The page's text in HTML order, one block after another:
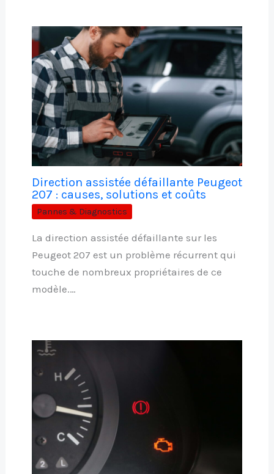
Direction assistée défaillante Peugeot
207 : causes, solutions et coûts
Pannes & Diagnostics
La direction assistée défaillante sur les
Peugeot 207 est un problème récurrent qui
touche de nombreux propriétaires de ce
modèle.…